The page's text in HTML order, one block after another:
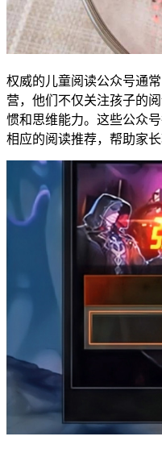
权威的儿童阅读公众号通
营，他们不仅关注孩子的
惯和思维能力。这些公众
相应的阅读推荐，帮助家